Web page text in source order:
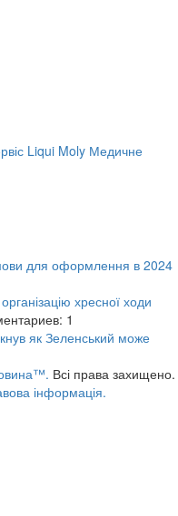
Liqui Moly Медичне
для оформлення в 2024
хресної ходи
1
як Зеленський може
Всі права захищено.
інформація.